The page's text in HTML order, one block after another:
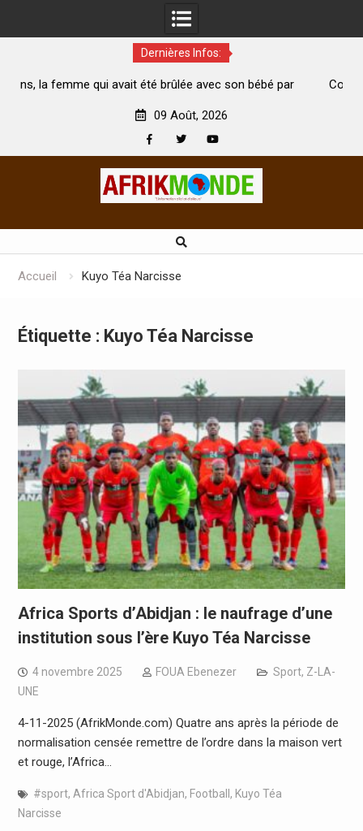
Dernières Infos:
été brûlée avec son bébé par
Coopération: Le ministre
09 Août, 2026
Accueil Kuyo Téa Narcisse
Étiquette : Kuyo Téa Narcisse
Africa Sports d’Abidjan : le naufrage d’une
institution sous l’ère Kuyo Téa Narcisse
4 novembre 2025 FOUA Ebenezer Sport, Z-LA-
UNE
4-11-2025 (AfrikMonde.com) Quatre ans après la période de
normalisation censée remettre de l’ordre dans la maison vert
et rouge, l’Africa…
#sport, Africa Sport d'Abidjan, Football , Kuyo Téa
Narcisse